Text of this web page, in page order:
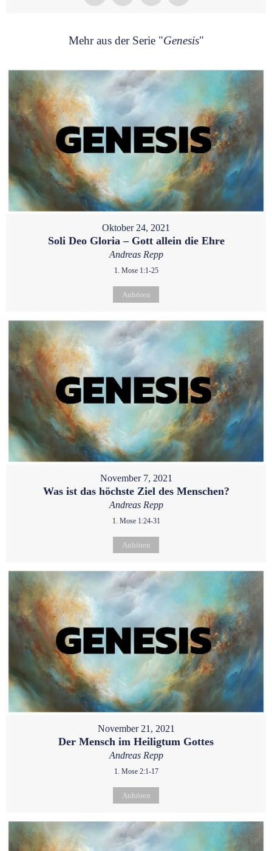
Mehr aus der Serie "Genesis"
Oktober 24, 2021
Soli Deo Gloria – Gott allein die Ehre
Andreas Repp
1. Mose 1:1-25
Anhören
November 7, 2021
Was ist das höchste Ziel des Menschen?
Andreas Repp
1. Mose 1:24-31
Anhören
November 21, 2021
Der Mensch im Heiligtum Gottes
Andreas Repp
1. Mose 2:1-17
Anhören